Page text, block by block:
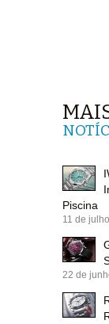
Piscina
11 de
22 de